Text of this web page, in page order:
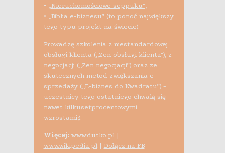
• „Nieruchomościowe seppuku”,
• „Biblia e-biznesu”(to ponoć największy
tego typu projekt na świecie).
Prowadzę szkolenia z niestandardowej
obsługi klienta („Zen obsługi klienta”), z
negocjacji („Zen negocjacji”) oraz ze
skutecznych metod zwiększania e-
sprzedaży („E-biznes do Kwadratu”) -
uczestnicy tego ostatniego chwalą się
nawet kilkusetprocentowymi
wzrostami;).
Więcej: www.dutko.pl|
www.wikipedia.pl| Dołącz na FB